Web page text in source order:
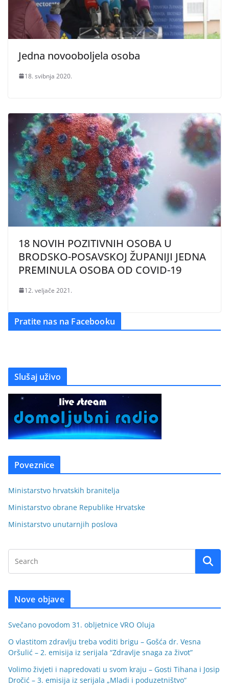
Jedna novooboljela osoba
18. svibnja 2020.
18 NOVIH POZITIVNIH OSOBA U
BRODSKO-POSAVSKOJ ŽUPANIJI JEDNA
PREMINULA OSOBA OD COVID-19
12. veljače 2021.
Pratite nas na Facebooku
Slušaj uživo
Poveznice
Ministarstvo hrvatskih branitelja
Ministarstvo obrane Republike Hrvatske
Ministarstvo unutarnjih poslova
Nove objave
Svečano povodom 31. obljetnice VRO Oluja
O vlastitom zdravlju treba voditi brigu – Gošća dr. Vesna
Oršulić – 2. emisija iz serijala “Zdravlje snaga za život”
Volimo živjeti i napredovati u svom kraju – Gosti Tihana i Josip
Dročić – 3. emisija iz serijala „Mladi i poduzetništvo“